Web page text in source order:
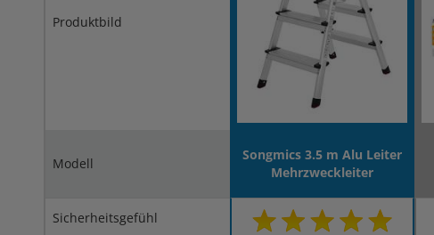
Produktbild
Modell
Songmics 3.5 m Alu Leiter
Mehrzweckleiter
Sicherheitsgefühl